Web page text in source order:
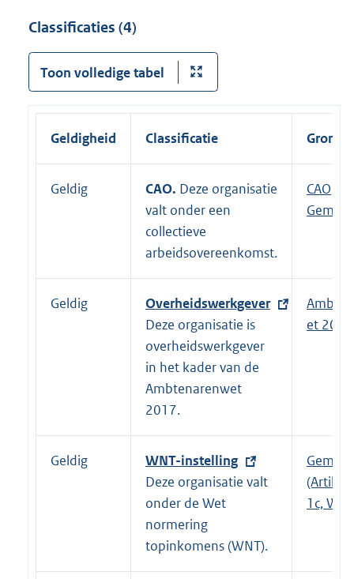
Classificaties (4)
Toon volledige tabel
Geldigheid Classificatie
Geldig CAO. Deze organisatie
valt onder een
collectieve
arbeidsovereenkomst.
E
x
r
n
CAO
Geldig
E
x
t
e
r
n
e
l
i
:
Overheidswerkgever
Deze organisatie is
overheidswerkgever
in het kader van de
Ambtenarenwet
2017.
et 2017
Geldig
E
x
t
e
r
n
WNT-instelling
Deze organisatie valt
onder de Wet
normering
topinkomens (WNT).
(Artikel
1c,